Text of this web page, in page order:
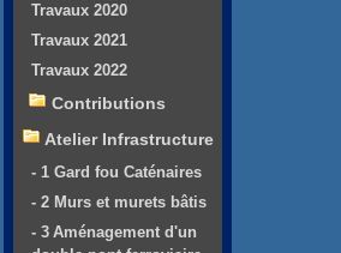
Travaux 2020
Travaux 2021
Travaux 2022
Contributions
Atelier Infrastructure
- 1 Gard fou Caténaires
- 2 Murs et murets bâtis
- 3 Aménagement d'un